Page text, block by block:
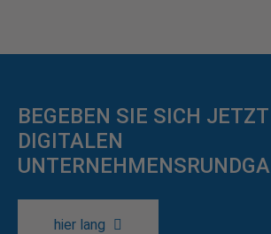
BEGEBEN SIE SICH
DIGITALEN
hier lang